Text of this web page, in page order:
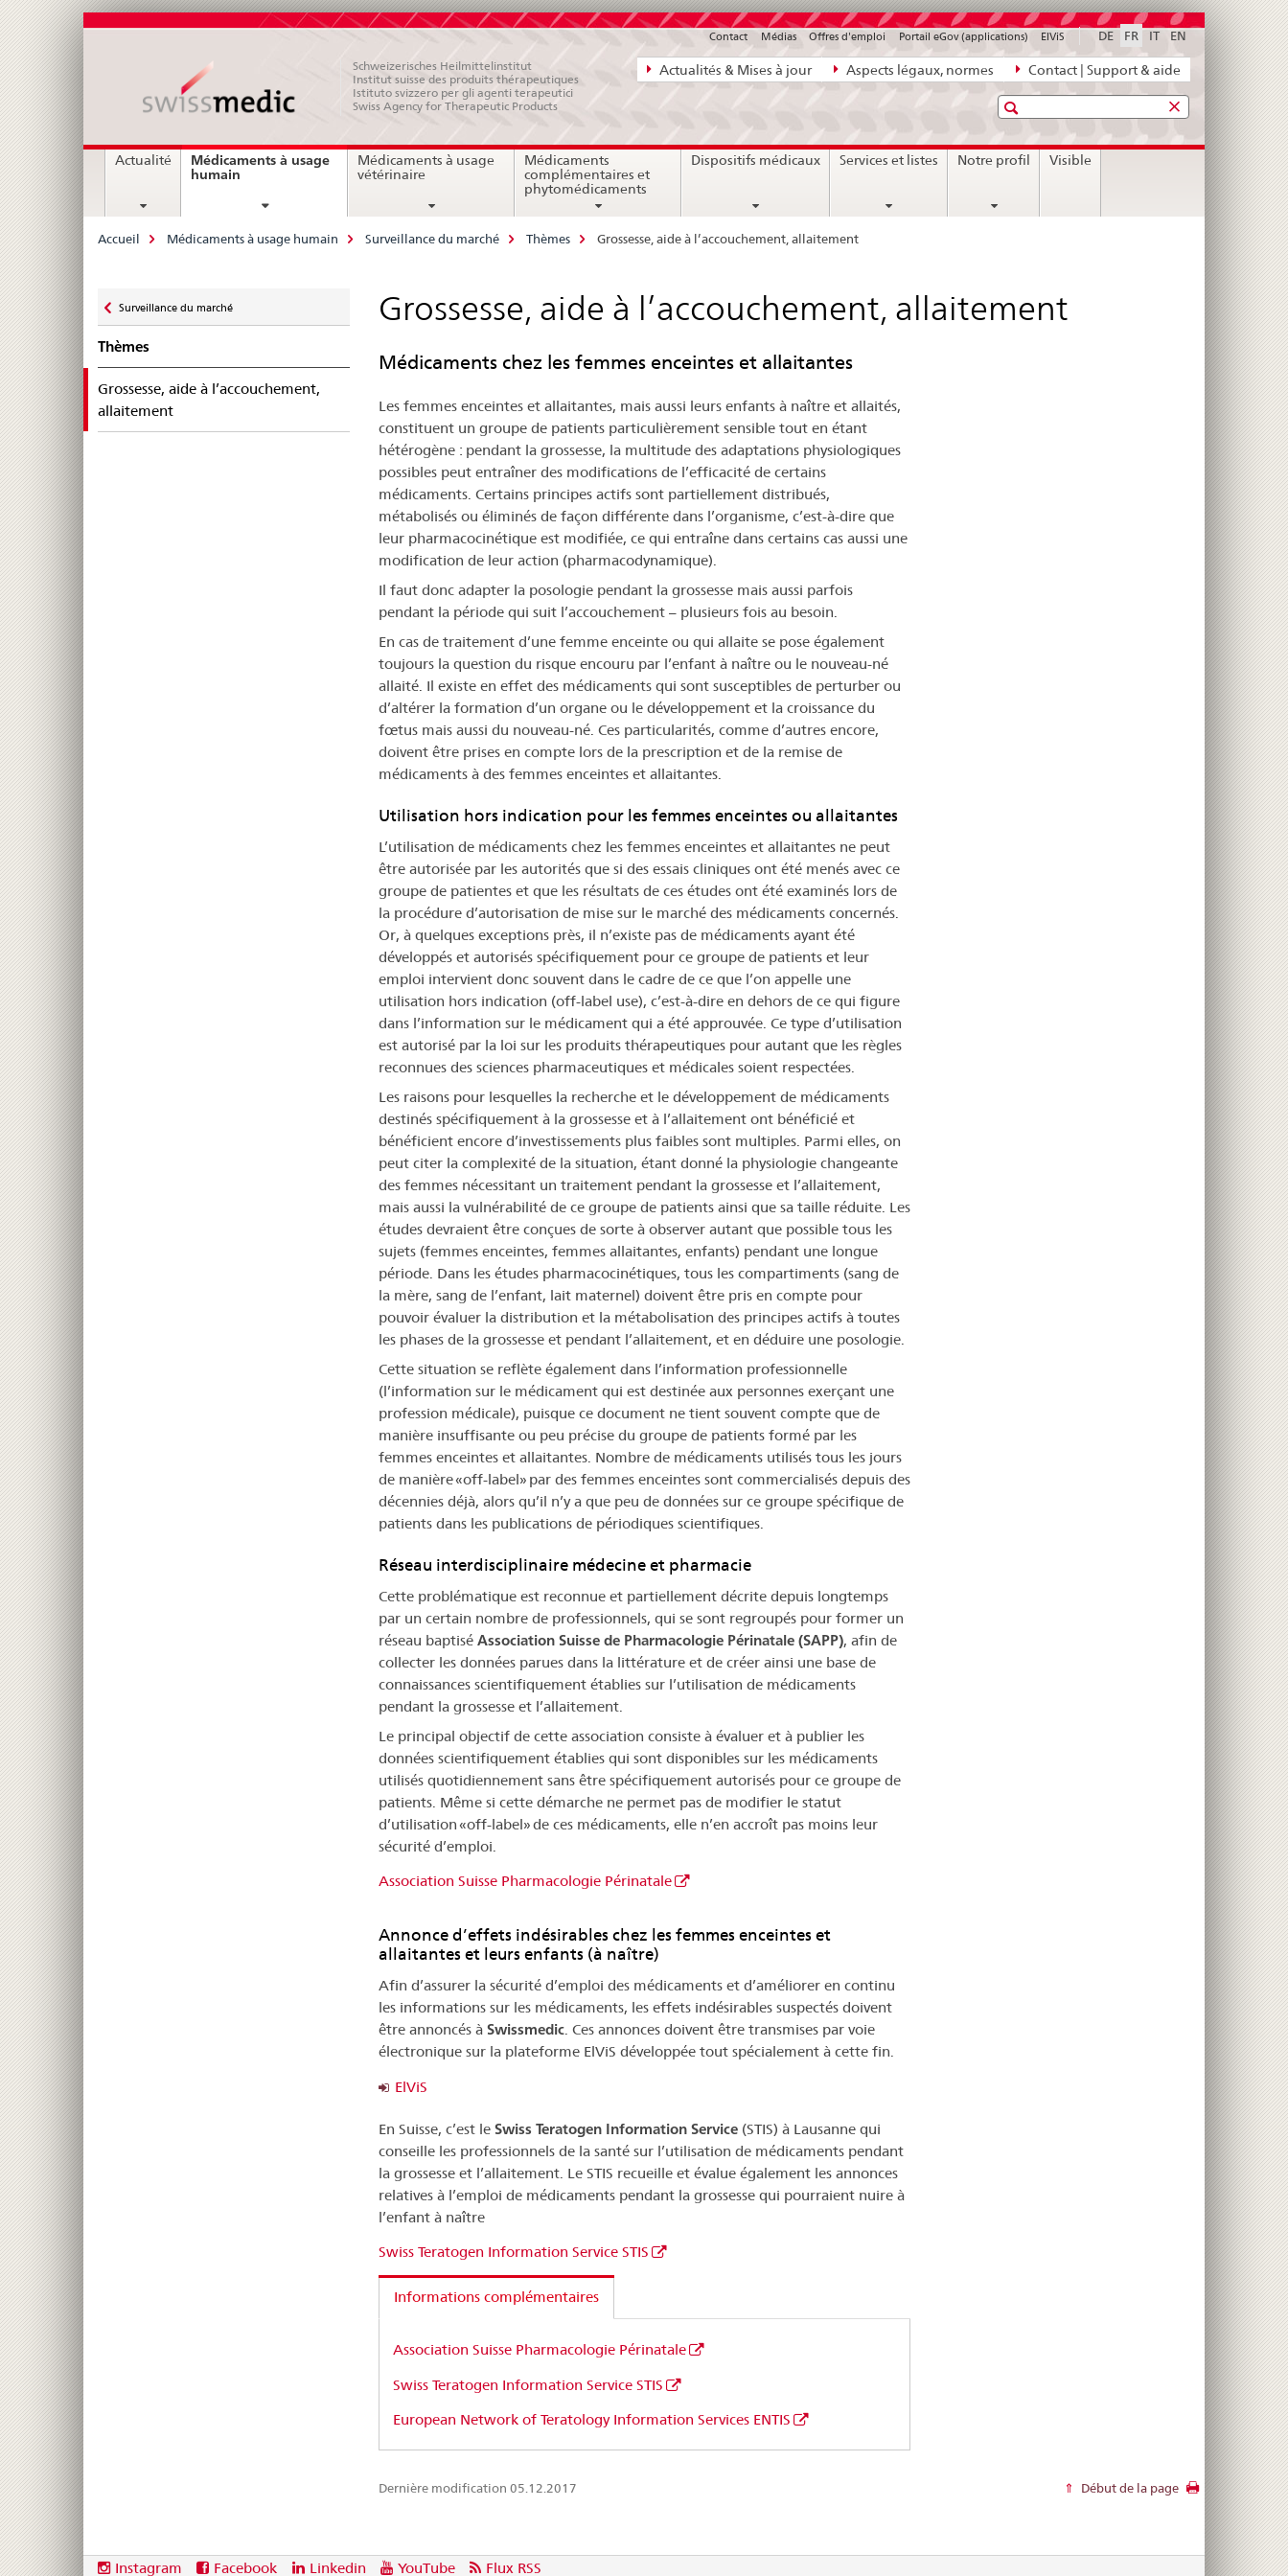
Navigation
directe:
bases
juridiques,
contact
Actualités & Mises à jour Aspects légaux, normes Contact | Support & aide
DE FR IT EN
Contact Médias Offres d'emploi Portail eGov (applications) ElViS
Schweizerisches Heilmittelinstitut
Institut suisse des produits thérapeutiques
Istituto svizzero per gli agenti terapeutici
Swiss Agency for Therapeutic Products
Recherche
Navigation
Actualité
Médicaments à usage
humain
Médicaments à usage
vétérinaire
Médicaments
complémentaires et
phytomédicaments
Dispositifs médicaux Services et listes Notre profil Visible
Breadcrumb
Accueil Médicaments à usage humain Surveillance du marché Thèmes Grossesse, aide à l’accouchement, allaitement
zu
Surveillance du marché
Thèmes
Grossesse, aide à l’accouchement,
allaitementselected
Grossesse, aide à l’accouchement, allaitement
Médicaments chez les femmes enceintes et allaitantes
Les femmes enceintes et allaitantes, mais aussi leurs enfants à naître et allaités,
constituent un groupe de patients particulièrement sensible tout en étant
hétérogène : pendant la grossesse, la multitude des adaptations physiologiques
possibles peut entraîner des modifications de l’efficacité de certains
médicaments. Certains principes actifs sont partiellement distribués,
métabolisés ou éliminés de façon différente dans l’organisme, c’est-à-dire que
leur pharmacocinétique est modifiée, ce qui entraîne dans certains cas aussi une
modification de leur action (pharmacodynamique).
Il faut donc adapter la posologie pendant la grossesse mais aussi parfois
pendant la période qui suit l’accouchement – plusieurs fois au besoin.
En cas de traitement d’une femme enceinte ou qui allaite se pose également
toujours la question du risque encouru par l’enfant à naître ou le nouveau-né
allaité. Il existe en effet des médicaments qui sont susceptibles de perturber ou
d’altérer la formation d’un organe ou le développement et la croissance du
fœtus mais aussi du nouveau-né. Ces particularités, comme d’autres encore,
doivent être prises en compte lors de la prescription et de la remise de
médicaments à des femmes enceintes et allaitantes.
Utilisation hors indication pour les femmes enceintes ou allaitantes
L’utilisation de médicaments chez les femmes enceintes et allaitantes ne peut
être autorisée par les autorités que si des essais cliniques ont été menés avec ce
groupe de patientes et que les résultats de ces études ont été examinés lors de
la procédure d’autorisation de mise sur le marché des médicaments concernés.
Or, à quelques exceptions près, il n’existe pas de médicaments ayant été
développés et autorisés spécifiquement pour ce groupe de patients et leur
emploi intervient donc souvent dans le cadre de ce que l’on appelle une
utilisation hors indication (off-label use), c’est-à-dire en dehors de ce qui figure
dans l’information sur le médicament qui a été approuvée. Ce type d’utilisation
est autorisé par la loi sur les produits thérapeutiques pour autant que les règles
reconnues des sciences pharmaceutiques et médicales soient respectées.
Les raisons pour lesquelles la recherche et le développement de médicaments
destinés spécifiquement à la grossesse et à l’allaitement ont bénéficié et
bénéficient encore d’investissements plus faibles sont multiples. Parmi elles, on
peut citer la complexité de la situation, étant donné la physiologie changeante
des femmes nécessitant un traitement pendant la grossesse et l’allaitement,
mais aussi la vulnérabilité de ce groupe de patients ainsi que sa taille réduite. Les
études devraient être conçues de sorte à observer autant que possible tous les
sujets (femmes enceintes, femmes allaitantes, enfants) pendant une longue
période. Dans les études pharmacocinétiques, tous les compartiments (sang de
la mère, sang de l’enfant, lait maternel) doivent être pris en compte pour
pouvoir évaluer la distribution et la métabolisation des principes actifs à toutes
les phases de la grossesse et pendant l’allaitement, et en déduire une posologie.
Cette situation se reflète également dans l’information professionnelle
(l’information sur le médicament qui est destinée aux personnes exerçant une
profession médicale), puisque ce document ne tient souvent compte que de
manière insuffisante ou peu précise du groupe de patients formé par les
femmes enceintes et allaitantes. Nombre de médicaments utilisés tous les jours
de manière «off-label» par des femmes enceintes sont commercialisés depuis des
décennies déjà, alors qu’il n’y a que peu de données sur ce groupe spécifique de
patients dans les publications de périodiques scientifiques.
Réseau interdisciplinaire médecine et pharmacie
Cette problématique est reconnue et partiellement décrite depuis longtemps
par un certain nombre de professionnels, qui se sont regroupés pour former un
réseau baptiséAssociation Suisse de Pharmacologie Périnatale (SAPP), afin de
collecter les données parues dans la littérature et de créer ainsi une base de
connaissances scientifiquement établies sur l’utilisation de médicaments
pendant la grossesse et l’allaitement.
Le principal objectif de cette association consiste à évaluer et à publier les
données scientifiquement établies qui sont disponibles sur les médicaments
utilisés quotidiennement sans être spécifiquement autorisés pour ce groupe de
patients. Même si cette démarche ne permet pas de modifier le statut
d’utilisation «off-label» de ces médicaments, elle n’en accroît pas moins leur
sécurité d’emploi.
Association Suisse Pharmacologie Périnatale
Annonce d’effets indésirables chez les femmes enceintes et
allaitantes et leurs enfants (à naître)
Afin d’assurer la sécurité d’emploi des médicaments et d’améliorer en continu
les informations sur les médicaments, les effets indésirables suspectés doivent
être annoncés àSwissmedic. Ces annonces doivent être transmises par voie
électronique sur la plateforme ElViS développée tout spécialement à cette fin.
ElViS
En Suisse, c’est leSwiss Teratogen Information Service (STIS) à Lausanne qui
conseille les professionnels de la santé sur l’utilisation de médicaments pendant
la grossesse et l’allaitement. Le STIS recueille et évalue également les annonces
relatives à l’emploi de médicaments pendant la grossesse qui pourraient nuire à
l’enfant à naître
Swiss Teratogen Information Service STIS
Informations complémentaires
Association Suisse Pharmacologie Périnatale
Swiss Teratogen Information Service STIS
European Network of Teratology Information Services ENTIS
Dernière modification 05.12.2017 Début de la page
Footer
SocialInstagram Facebook Linkedin YouTube Flux RSS